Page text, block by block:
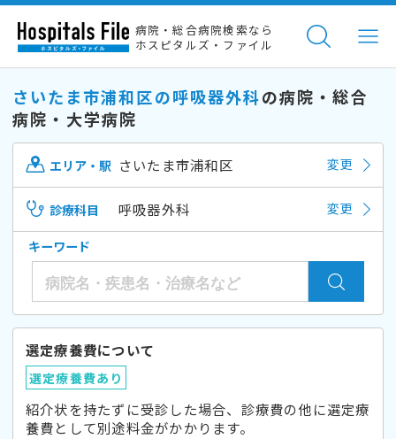
病院・総合病院検索なら
ホスピタルズ・ファイル
さいたま市浦和区の呼吸器外科の病院・総合
病院・大学病院
エリア・駅 さいたま市浦和区 変更
診療科目 呼吸器外科 変更
キーワード
選定療養費について
選定療養費あり
紹介状を持たずに受診した場合、診療費の他に選定療
養費として別途料金がかかります。